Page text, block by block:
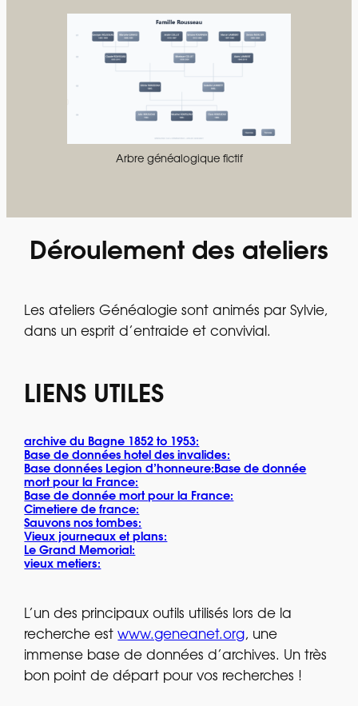
Arbre généalogique fictif
Déroulement des ateliers
Les ateliers Généalogie sont animés par Sylvie,
dans un esprit d’entraide et convivial.
LIENS UTILES
archive du Bagne 1852 to 1953:
Base de données hotel des invalides:
Base données Legion d’honneure:Base de donnée
mort pour la France:
Base de donnée mort pour la France:
Cimetiere de france:
Sauvons nos tombes:
Vieux journeaux et plans:
Le Grand Memorial:
vieux metiers:
L’un des principaux outils utilisés lors de la
recherche estwww.geneanet.org, une
immense base de données d’archives. Un très
bon point de départ pour vos recherches !